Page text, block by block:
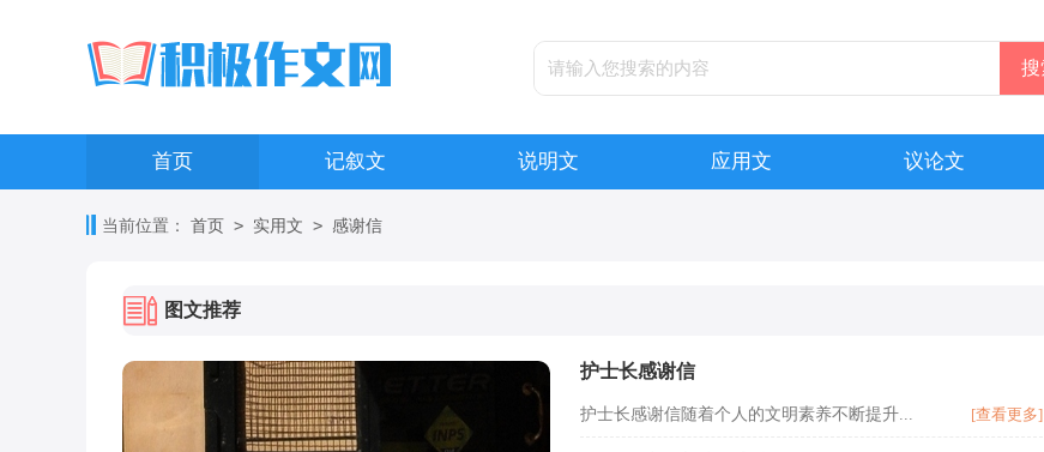
首页 记叙文 说明文 应用文 议论文
当前位置： 首页 > 实用文 > 感谢信
图文推荐
护士长感谢信
护士长感谢信随着个人的文明素养不断提升... [查看更多]